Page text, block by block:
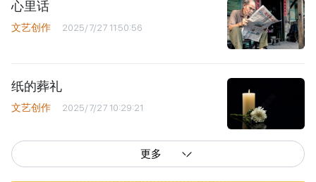
心里话
文艺创作 2025/7/27 11:50:56
纸的葬礼
文艺创作 2025/7/27 10:29:21
更多